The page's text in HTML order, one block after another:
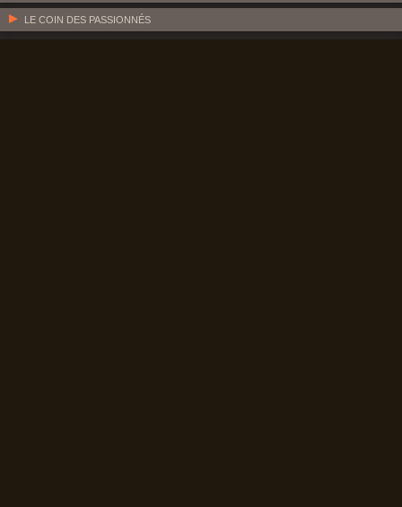
LE COIN DES PASSIONNÉS